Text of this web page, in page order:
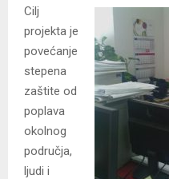
Cilj
projekta je
povećanje
stepena
zaštite od
poplava
okolnog
područja,
ljudi i